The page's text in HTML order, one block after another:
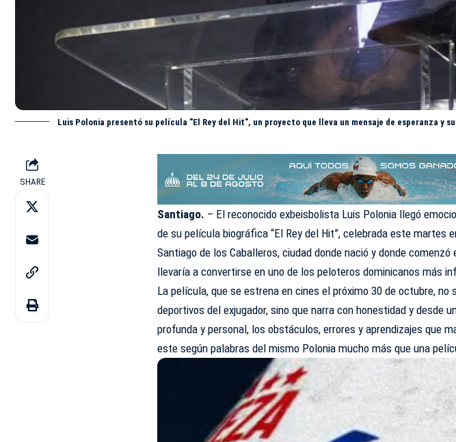
Luis Polonia presentó su película "El Rey del Hit", un proyecto que lleva un mensaje de esperanza y
SHARE
Santiago. – El reconocido exbeisbolista Luis Polonia llegó
de su película biográfica “El Rey del Hit”, celebrada este martes
Santiago de los Caballeros, ciudad donde nació y donde
llevaría a convertirse en uno de los peloteros dominicanos más
La película, que se estrena en cines el próximo 30 de octubre, no
deportivos del exjugador, sino que narra con honestidad y desde
profunda y personal, los obstáculos, errores y aprendizajes que
este según palabras del mismo Polonia mucho más que una